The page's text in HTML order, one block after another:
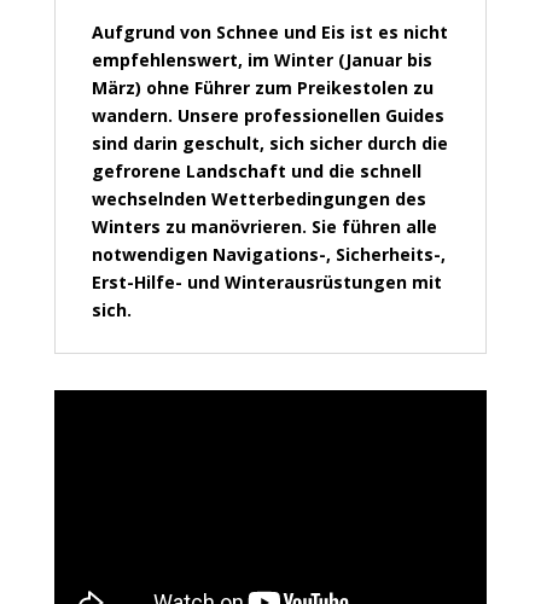
Aufgrund von Schnee und Eis ist es nicht
empfehlenswert, im Winter (Januar bis
März) ohne Führer zum Preikestolen zu
wandern. Unsere professionellen Guides
sind darin geschult, sich sicher durch die
gefrorene Landschaft und die schnell
wechselnden Wetterbedingungen des
Winters zu manövrieren. Sie führen alle
notwendigen Navigations-, Sicherheits-,
Erst-Hilfe- und Winterausrüstungen mit
sich.